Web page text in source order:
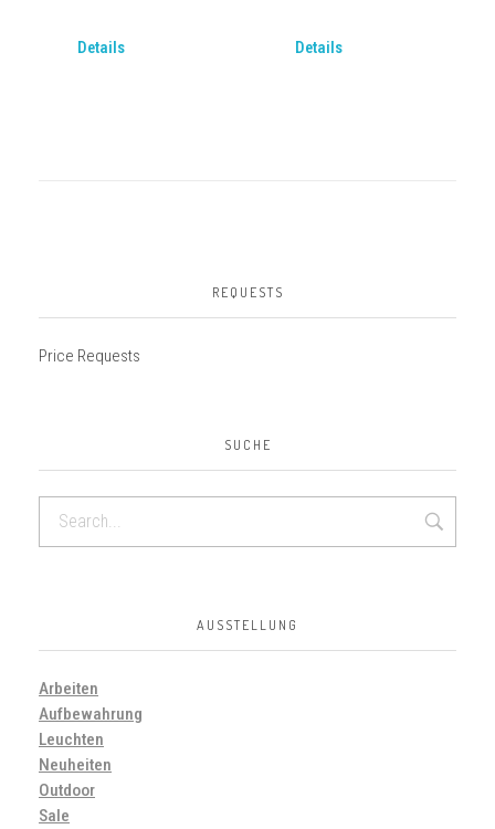
Details Details
REQUESTS
Price Requests
SUCHE
AUSSTELLUNG
Arbeiten
Aufbewahrung
Leuchten
Neuheiten
Outdoor
Sale